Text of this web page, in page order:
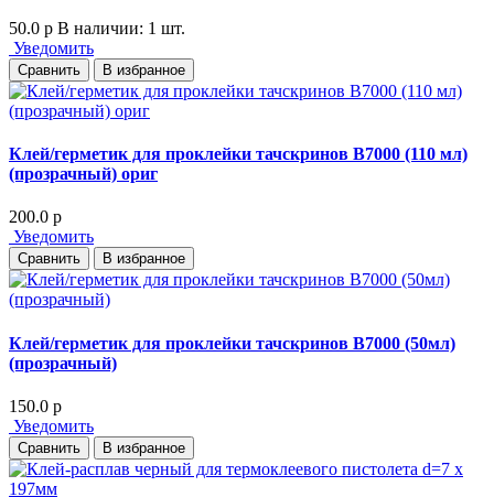
50.0 p В наличии: 1 шт.
Уведомить
Сравнить В избранное
Клей/герметик для проклейки тачскринов B7000 (110 мл)
(прозрачный) ориг
200.0 p
Уведомить
Сравнить В избранное
Клей/герметик для проклейки тачскринов B7000 (50мл)
(прозрачный)
150.0 p
Уведомить
Сравнить В избранное